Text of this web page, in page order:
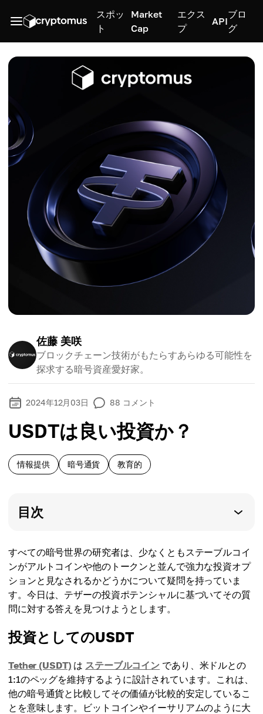
スポッ
ト
Market
Cap
エクス
プ
API
ブロ
グ
佐藤 美咲
ブロックチェーン技術がもたらすあらゆる可能性を
探求する暗号資産愛好家。
2024年12月03日 88 コメント
USDTは良い投資か？
情報提供 暗号通貨 教育的
目次
すべての暗号世界の研究者は、少なくともステーブルコイ
ンがアルトコインや他のトークンと並んで強力な投資オプ
ションと見なされるかどうかについて疑問を持っていま
す。今日は、テザーの投資ポテンシャルに基づいてその質
問に対する答えを見つけようとします。
投資としてのUSDT
Tether (USDT) は ステーブルコイン であり、米ドルとの
1:1のペッグを維持するように設計されています。これは、
他の暗号通貨と比較してその価値が比較的安定しているこ
とを意味します。ビットコインやイーサリアムのように大